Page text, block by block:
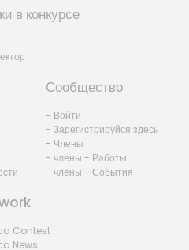
в конкурсе
Сообщество
- Войти
- Зарегистрируйся здесь
- Члены
- члены - Работы
- члены - События
Contest
News